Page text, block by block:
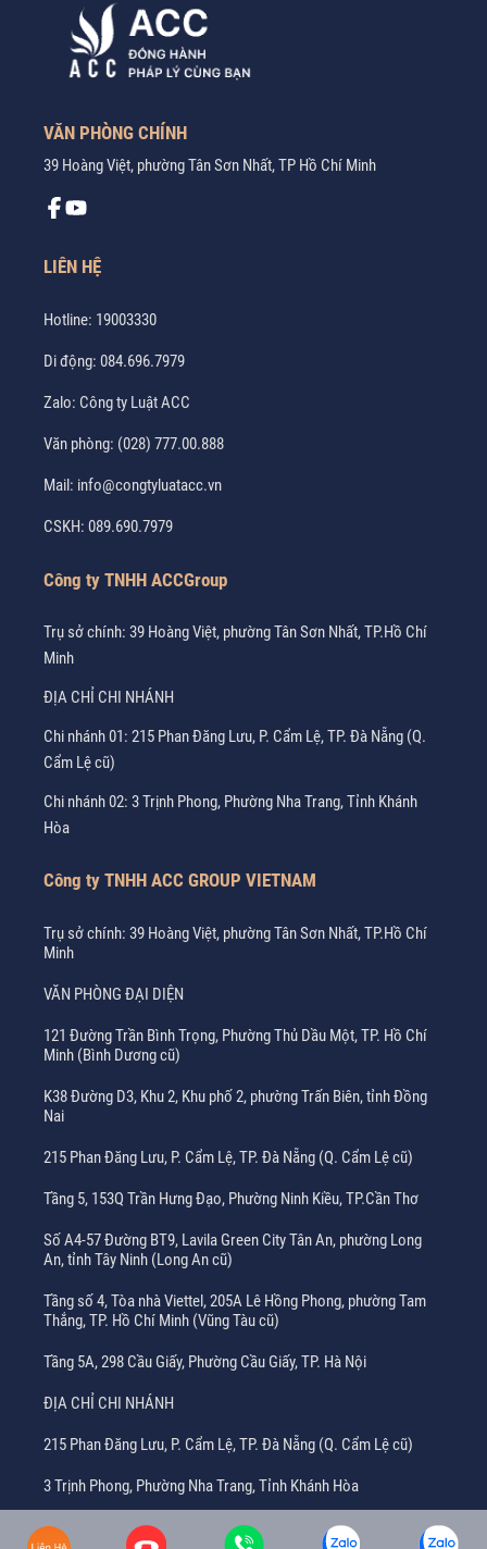
VĂN PHÒNG CHÍNH
39 Hoàng Việt, phường Tân Sơn Nhất, TP Hồ Chí Minh
LIÊN HỆ
Hotline: 19003330
Di động: 084.696.7979
Zalo: Công ty Luật ACC
Văn phòng: (028) 777.00.888
Mail: info@congtyluatacc.vn
CSKH: 089.690.7979
Công ty TNHH ACCGroup
Trụ sở chính: 39 Hoàng Việt, phường Tân Sơn Nhất, TP.Hồ Chí
Minh
ĐỊA CHỈ CHI NHÁNH
Chi nhánh 01: 215 Phan Đăng Lưu, P. Cẩm Lệ, TP. Đà Nẵng (Q.
Cẩm Lệ cũ)
Chi nhánh 02: 3 Trịnh Phong, Phường Nha Trang, Tỉnh Khánh
Hòa
Công ty TNHH ACC GROUP VIETNAM
Trụ sở chính: 39 Hoàng Việt, phường Tân Sơn Nhất, TP.Hồ Chí
Minh
VĂN PHÒNG ĐẠI DIỆN
121 Đường Trần Bình Trọng, Phường Thủ Dầu Một, TP. Hồ Chí
Minh (Bình Dương cũ)
K38 Đường D3, Khu 2, Khu phố 2, phường Trấn Biên, tỉnh Đồng
Nai
215 Phan Đăng Lưu, P. Cẩm Lệ, TP. Đà Nẵng (Q. Cẩm Lệ cũ)
Tầng 5, 153Q Trần Hưng Đạo, Phường Ninh Kiều, TP.Cần Thơ
Số A4-57 Đường BT9, Lavila Green City Tân An, phường Long
An, tỉnh Tây Ninh (Long An cũ)
Tầng số 4, Tòa nhà Viettel, 205A Lê Hồng Phong, phường Tam
Thắng, TP. Hồ Chí Minh (Vũng Tàu cũ)
Tầng 5A, 298 Cầu Giấy, Phường Cầu Giấy, TP. Hà Nội
ĐỊA CHỈ CHI NHÁNH
215 Phan Đăng Lưu, P. Cẩm Lệ, TP. Đà Nẵng (Q. Cẩm Lệ cũ)
3 Trịnh Phong, Phường Nha Trang, Tỉnh Khánh Hòa